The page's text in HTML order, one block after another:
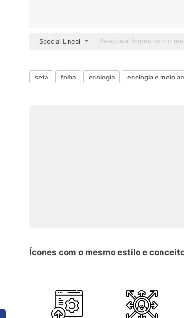
Special Lineal
seta folha ecologia ecologia e meio
Ícones com o mesmo estilo e